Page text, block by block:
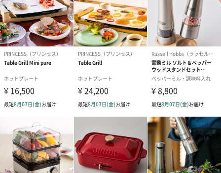
ゴールド（390円） ピンク（390円）
短冊のし
商品の形質上、短冊型の熨斗紙で対応させていただいておりま
セット商品をご購入時に短冊のしオプションを選択された場合、
いずれかの商品1つに短冊のしを付けてお届けします。